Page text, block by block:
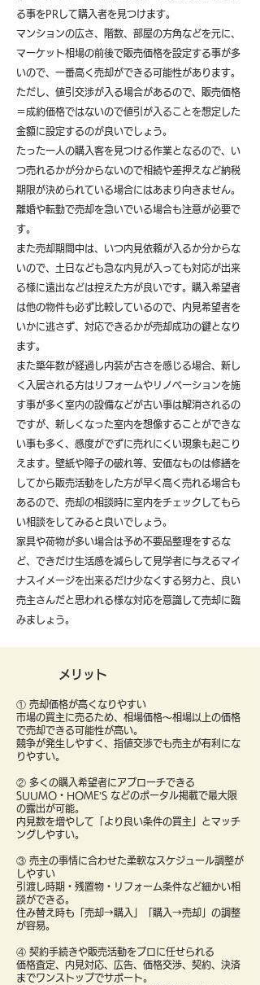
る事をPRして購入者を見つけます。
マンションの広さ、階数、部屋の方角などを元に、
マーケット相場の前後で販売価格を設定する事が多
いので、一番高く売却ができる可能性があります。
ただし、値引交渉が入る場合があるので、販売価格
＝成約価格ではないので値引が入ることを想定した
金額に設定するのが良いでしょう。
たった一人の購入客を見つける作業となるので、い
つ売れるかが分からないので相続や差押えなど納税
期限が決められている場合にはあまり向きません。
離婚や転勤で売却を急いでいる場合も注意が必要で
す。
また売却期間中は、いつ内見依頼が入るか分からな
いので、土日なども急な内見が入っても対応が出来
る様に遠出などは控えた方が良いです。購入希望者
は他の物件も必ず比較しているので、内見希望者を
いかに逃さず、対応できるかが売却成功の鍵となり
ます。
また築年数が経過し内装が古さを感じる場合、新し
く入居される方はリフォームやリノベーションを施
す事が多く室内の設備などが古い事は解消されるの
ですが、新しくなった室内を想像することができな
い事も多く、感度がでずに売れにくい現象も起こり
えます。壁紙や障子の破れ等、安価なものは修繕を
してから販売活動をした方が早く高く売れる場合も
あるので、売却の相談時に室内をチェックしてもら
い相談をしてみると良いでしょう。
​家具や荷物が多い場合は予め不要品整理をするな
ど、できだけ生活感を減らして見学者に与えるマイ
ナスイメージを出来るだけ少なくする努力と、良い
売主さんだと思われる様な対応を意識して売却に臨
みましょう。
メリット
① 売却価格が高くなりやすい
市場の買主に売るため、相場価格〜相場以上の価格
で売却できる可能性が高い。
競争が発生しやすく、指値交渉でも売主が有利にな
りやすい。
② 多くの購入希望者にアプローチできる
SUUMO・HOME’S などのポータル掲載で最大限
の露出が可能。
内見数を増やして「より良い条件の買主」とマッチ
ングしやすい。
③ 売主の事情に合わせた柔軟なスケジュール調整が
しやすい
引渡し時期・残置物・リフォーム条件など細かい相
談ができる。
住み替え時も「売却→購入」「購入→売却」の調整
が容易。
④ 契約手続きや販売活動をプロに任せられる
価格査定、内見対応、広告、価格交渉、契約、決済
までワンストップでサポート。